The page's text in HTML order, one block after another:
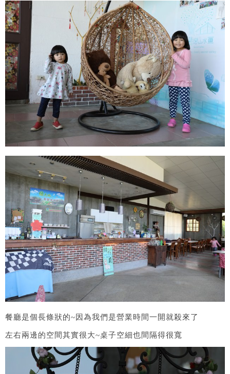
餐廳是個長條狀的~因為我們是營業時間一開就殺來了
左右兩邊的空間其實很大~桌子空細也間隔得很寬